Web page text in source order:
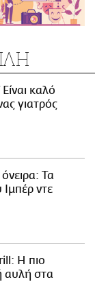
Είναι καλό
γιατρός
Τα
Ιμπέρ ντε
Η πιο
αυλή στα